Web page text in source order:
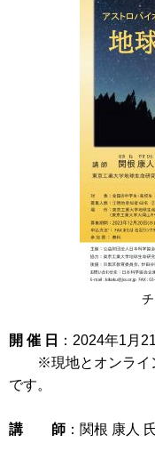
チラ
開 催 日 ：2024年1月
※現地とオンライン
です。
講 師 ：関根 康人